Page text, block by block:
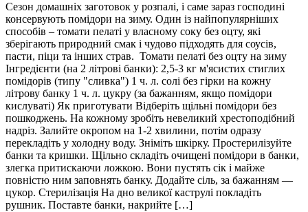
Сезон домашніх заготовок у розпалі, і саме зараз господині
консервують помідори на зиму. Один із найпопулярніших
способів – томати пелаті у власному соку без оцту, які
зберігають природний смак і чудово підходять для соусів,
пасти, піци та інших страв. Томати пелаті без оцту на зиму
Інгредієнти (на 2 літрові банки): 2,5-3 кг м'ясистих стиглих
помідорів (типу "сливка") 1 ч. л. солі без гірки на кожну
літрову банку 1 ч. л. цукру (за бажанням, якщо помідори
кислуваті) Як приготувати Відберіть щільні помідори без
пошкоджень. На кожному зробіть невеликий хрестоподібний
надріз. Залийте окропом на 1-2 хвилини, потім одразу
перекладіть у холодну воду. Зніміть шкірку. Простерилізуйте
банки та кришки. Щільно складіть очищені помідори в банки,
злегка притискаючи ложкою. Вони пустять сік і майже
повністю ним заповнять банку. Додайте сіль, за бажанням —
цукор. Стерилізація На дно великої каструлі покладіть
рушник. Поставте банки, накрийте […]